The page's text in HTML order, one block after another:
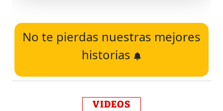
No te pierdas nuestras mejores
historias
VIDEOS